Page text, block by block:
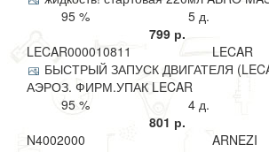
95 %
5 д.
799 р.
LECAR000010811
LECAR
БЫСТРЫЙ ЗАПУСК ДВИГАТЕЛЯ
АЭРОЗ. ФИРМ.УПАК LECAR
95 %
4 д.
801 р.
N4002000
ARNEZI